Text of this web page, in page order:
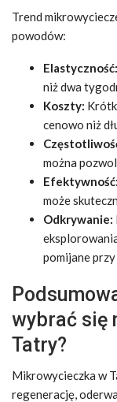
Trend
powodów:
Elastyczność:
niż dwa
Koszty:
cenowo niż
można
Efektywność:
może
Odkrywanie:
pomijane
wybrać się
Tatry?
Mikrowycieczka w
regenerację,